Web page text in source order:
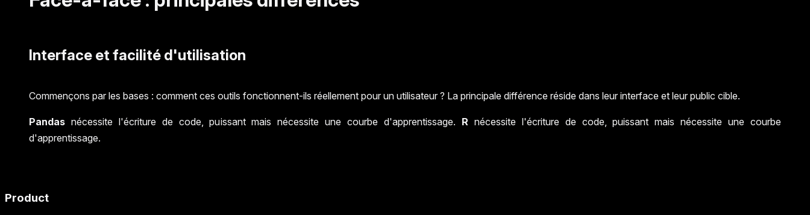
Interface et facilité d'utilisation
Commençons par les bases : comment ces outils fonctionnent-ils réellement pour un utilisateur ? La principale différence réside dans leur interface et leur public cible.
Pandas nécessite l'écriture de code, puissant mais nécessite une courbe d'apprentissage. Rnécessite l'écriture de code, puissant mais nécessite une courbe
d'apprentissage.
Product